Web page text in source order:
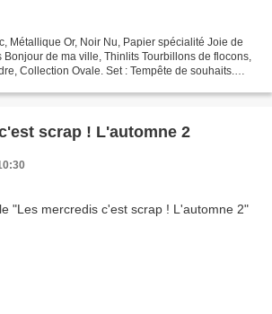
Métallique Or, Noir Nu, Papier spécialité Joie de
Bonjour de ma ville, Thinlits Tourbillons de flocons,
Collection Ovale. Set : Tempête de souhaits.
scrap ! L'automne 2